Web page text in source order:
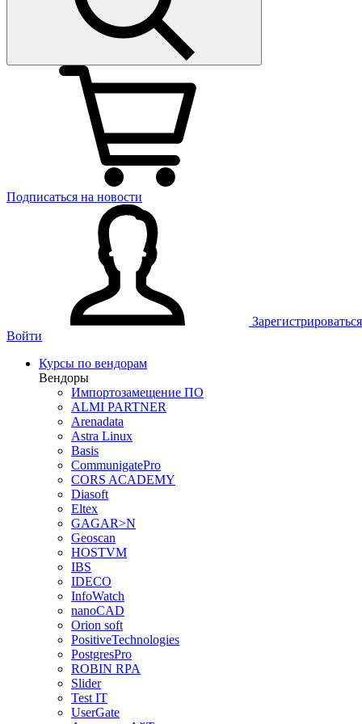
Подписаться на новости
Зарегистрироваться
Войти
Курсы по вендорам
Вендоры
Импортозамещение ПО
ALMI PARTNER
Arenadata
Astra Linux
Basis
CommunigatePro
CORS ACADEMY
Diasoft
Eltex
GAGAR>N
Geoscan
HOSTVM
IBS
IDECO
InfoWatch
nanoCAD
Orion soft
PositiveTechnologies
PostgresPro
ROBIN RPA
Slider
Test IT
UserGate